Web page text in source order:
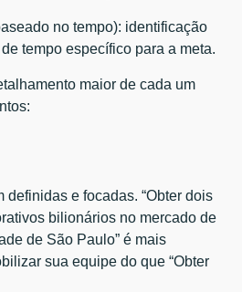
no tempo): identificação
tempo específico para a meta.
maior de cada um
definidas e focadas. “Obter dois
bilionários no mercado de
de São Paulo” é mais
sua equipe do que “Obter